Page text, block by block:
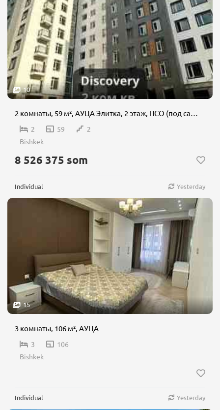
10
2 комнаты, 59 м², АУЦА Элитка, 2 этаж, ПСО (под самоотделку)
2 59
2
Bishkek
8 526 375 som
Individual Yesterday
15
3 комнаты, 106 м², АУЦА
3
106
Bishkek
Individual Yesterday